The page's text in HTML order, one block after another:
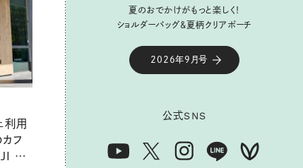
利用
フ
飯
夏のおでかけがもっと楽しく！
ショルダーバッグ&夏柄クリアポーチ
2026年9月号
公式SNS